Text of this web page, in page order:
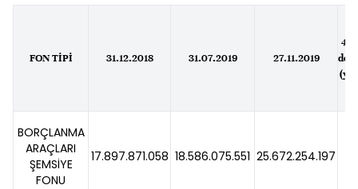
FON TİPİ 31.12.2018 31.07.2019 27.11.2019
4
BORÇLANMA
ARAÇLARI
ŞEMSİYE
FONU
17.897.871.058 18.586.075.551 25.672.254.197